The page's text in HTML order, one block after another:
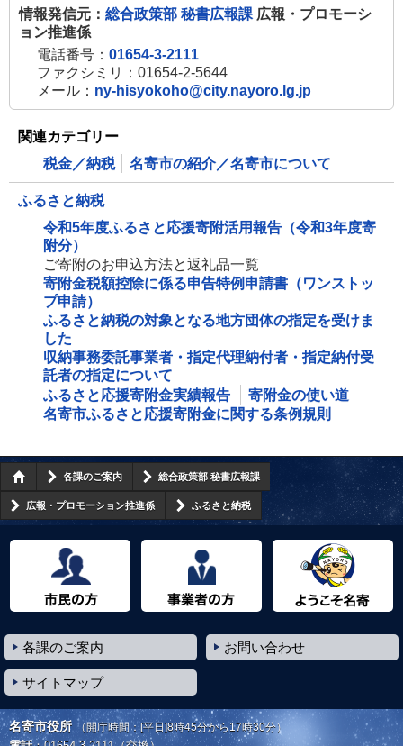
情報発信元： 総合政策部 秘書広報課 広報・プロモーシ
ョン推進係
電話番号： 01654-3-2111
ファクシミリ：01654-2-5644
メール： ny-hisyokoho@city.nayoro.lg.jp
関連カテゴリー
税金／納税
名寄市の紹介／名寄市について
ふるさと納税
令和5年度ふるさと応援寄附活用報告（令和3年度寄
附分）
ご寄附のお申込方法と返礼品一覧
寄附金税額控除に係る申告特例申請書（ワンストッ
プ申請）
ふるさと納税の対象となる地方団体の指定を受けま
した
収納事務委託事業者・指定代理納付者・指定納付受
託者の指定について
ふるさと応援寄附金実績報告
寄附金の使い道
名寄市ふるさと応援寄附金に関する条例規則
各課のご案内 総合政策部 秘書広報課
広報・プロモーション推進係 ふるさと納税
各課のご案内 お問い合わせ
サイトマップ
名寄市役所 （開庁時間：[平日]8時45分から17時30分）